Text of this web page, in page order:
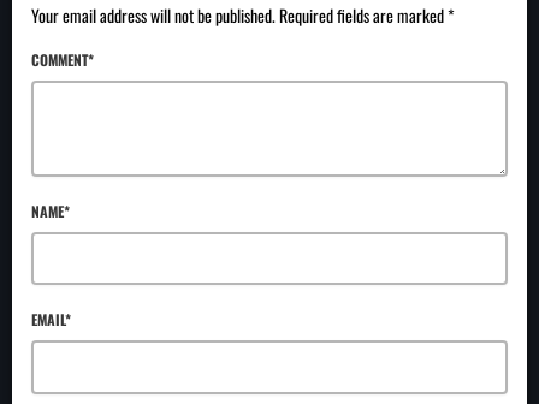
Your email address will not be published. Required fields are marked *
COMMENT*
NAME*
EMAIL*